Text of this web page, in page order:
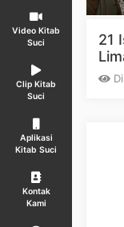
Video Kitab
Suci
Clip Kitab
Suci
Aplikasi
Kitab Suci
Kontak
Kami
21